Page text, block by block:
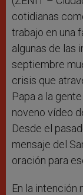
cotidianas
trabajo en una
algunas de las
septiembre
crisis que
Papa a la
noveno vídeo
Desde el
mensaje del
oración para
En la intención